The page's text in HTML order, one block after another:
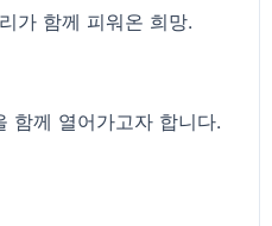
가 함께 피워온 희망.
함께 열어가고자 합니다.